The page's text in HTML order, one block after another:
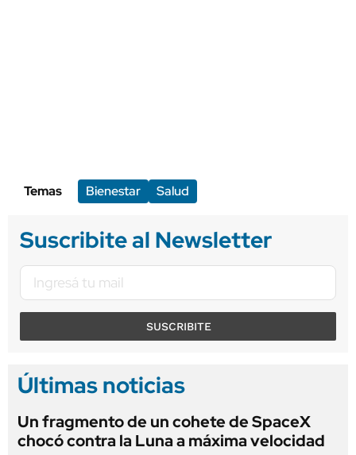
Temas Bienestar Salud
Suscribite al Newsletter
SUSCRIBITE
Últimas noticias
Un fragmento de un cohete de SpaceX
chocó contra la Luna a máxima velocidad